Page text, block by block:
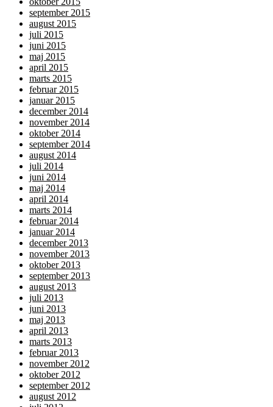
september 2015
august 2015
juli 2015
juni 2015
maj 2015
april 2015
marts 2015
februar 2015
januar 2015
december 2014
november 2014
oktober 2014
september 2014
august 2014
juli 2014
juni 2014
maj 2014
april 2014
marts 2014
februar 2014
januar 2014
december 2013
november 2013
oktober 2013
september 2013
august 2013
juli 2013
juni 2013
maj 2013
april 2013
marts 2013
februar 2013
november 2012
oktober 2012
september 2012
august 2012